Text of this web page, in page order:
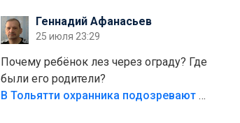
безумия,есть же калитка,ворота!
Жалко ребёнка,но он сам выбрал свою
судьбу.
Геннадий Афанасьев
25 июля 23:29
Почему ребёнок лез через ограду? Где
были его родители?
В Тольятти охранника подозревают в причинении смерти ребенку